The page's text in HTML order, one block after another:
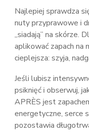
Najlepiej sprawdza
nuty przyprawowe i
„siadają” na skórze.
aplikować zapach na
cieplejsza: szyja,
Jeśli lubisz
psiknięć i obserwuj,
APRÈS jest
energetyczne, serce
pozostawia